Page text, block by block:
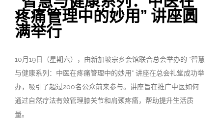
疼痛管理中的妙用” 讲座圆
满举行
10月19日（星期六），由新加坡宗乡会馆联合总会举办的 “智慧
与健康系列：中医在疼痛管理中的妙用” 讲座在总会礼堂成功举
办，吸引了超过200名公众前来参与。讲座旨在推广中医如何
通过自然疗法有效管理膝关节和肩颈疼痛，帮助提升生活质
量。